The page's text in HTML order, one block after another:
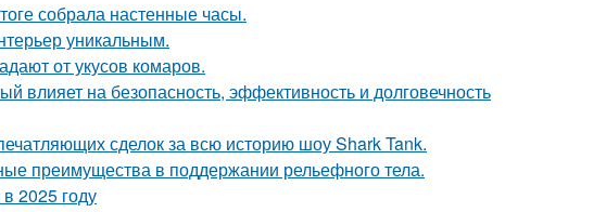
собрала настенные часы.
уникальным.
от укусов комаров.
на безопасность, эффективность и долговечность
сделок за всю историю шоу Shark Tank.
преимущества в поддержании рельефного тела.
2025 году